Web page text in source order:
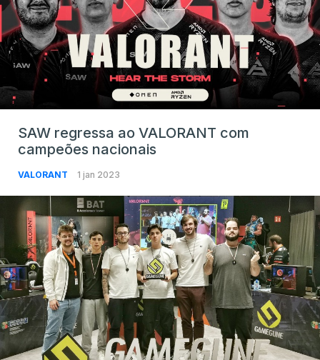
SAW regressa ao VALORANT com
campeões nacionais
VALORANT 1 jan 2023